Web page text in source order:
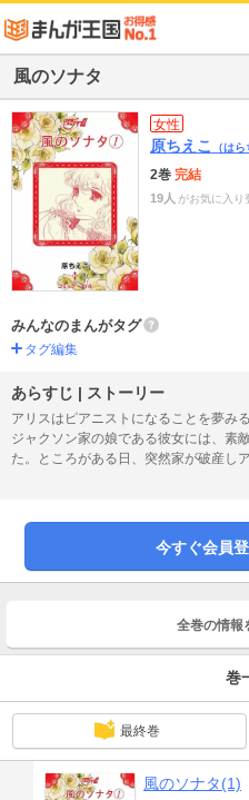
風のソナタ
女性
原ちえこ （はら
2巻 完結
19人 がお気に入り
みんなのまんがタグ
タグ編集
あらすじ | ストーリー
アリスはピアニストになることを夢み
ジャクソン家の娘である彼女には、素
た。ところがある日、突然家が破産し
家屋敷もピアノも競売にかけられ、
そんな彼女に、画家志望のローリと
今すぐ会員
全巻の情報
巻
最終巻
風のソナタ(1)